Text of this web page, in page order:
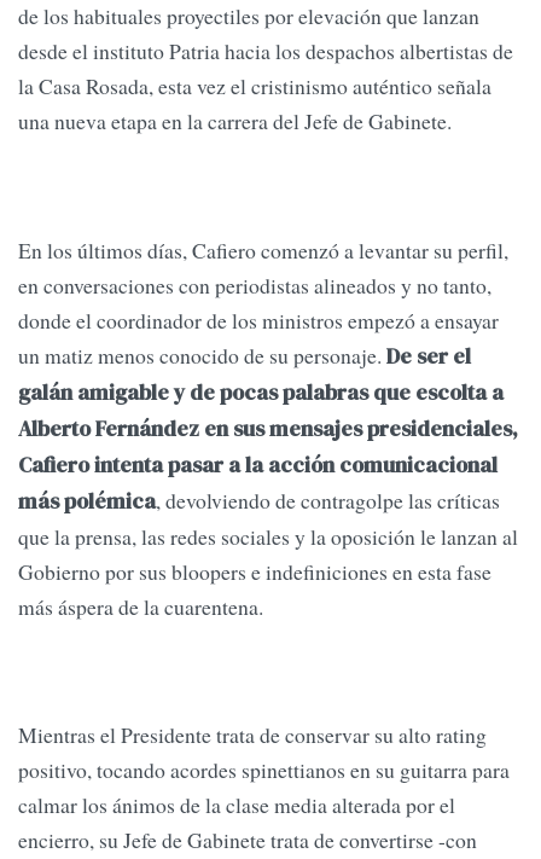
de los habituales proyectiles por elevación que lanzan
desde el instituto Patria hacia los despachos albertistas de
la Casa Rosada, esta vez el cristinismo auténtico señala
una nueva etapa en la carrera del Jefe de Gabinete.
En los últimos días, Cafiero comenzó a levantar su perfil,
en conversaciones con periodistas alineados y no tanto,
donde el coordinador de los ministros empezó a ensayar
un matiz menos conocido de su personaje. De ser el
galán amigable y de pocas palabras que escolta a
Alberto Fernández en sus mensajes presidenciales,
Cafiero intenta pasar a la acción comunicacional
más polémica, devolviendo de contragolpe las críticas
que la prensa, las redes sociales y la oposición le lanzan al
Gobierno por sus bloopers e indefiniciones en esta fase
más áspera de la cuarentena.
Mientras el Presidente trata de conservar su alto rating
positivo, tocando acordes spinettianos en su guitarra para
calmar los ánimos de la clase media alterada por el
encierro, su Jefe de Gabinete trata de convertirse -con